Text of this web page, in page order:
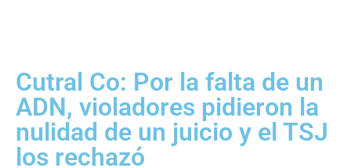
Cutral Co: Por la falta de un
ADN, violadores pidieron la
nulidad de un juicio y el TSJ
los rechazó